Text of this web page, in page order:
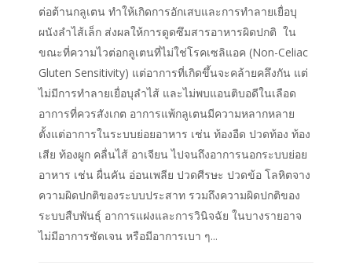
ต่อต้านกลูเตน ทำให้เกิดการอักเสบและการทำลายเยื่อบุ
ผนังลำไส้เล็ก ส่งผลให้การดูดซึมสารอาหารผิดปกติ ใน
ขณะที่ความไวต่อกลูเตนที่ไม่ใช่โรคเซลิแอค (Non-Celiac
Gluten Sensitivity) แต่อาการที่เกิดขึ้นจะคล้ายคลึงกัน แต่
ไม่มีการทำลายเยื่อบุลำไส้ และไม่พบแอนติบอดีในเลือด
อาการที่ควรสังเกต อาการแพ้กลูเตนมีความหลากหลาย
ตั้งแต่อาการในระบบย่อยอาหาร เช่น ท้องอืด ปวดท้อง ท้อง
เสีย ท้องผูก คลื่นไส้ อาเจียน ไปจนถึงอาการนอกระบบย่อย
อาหาร เช่น ผื่นคัน อ่อนเพลีย ปวดศีรษะ ปวดข้อ โลหิตจาง
ความผิดปกติของระบบประสาท รวมถึงความผิดปกติของ
ระบบสืบพันธุ์ อาการแฝงและการวินิจฉัย ในบางรายอาจ
ไม่มีอาการชัดเจน หรือมีอาการเบา ๆ...